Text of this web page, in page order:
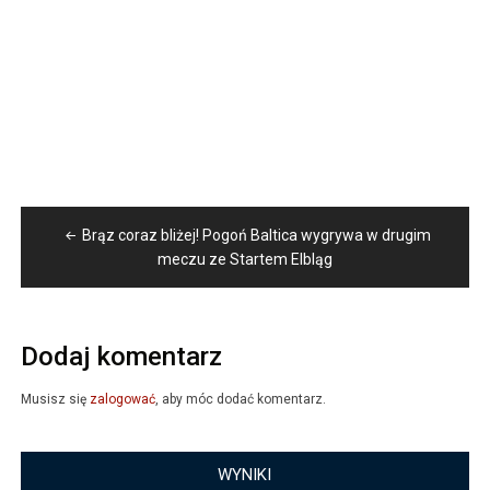
Nawigacja
Brąz coraz bliżej! Pogoń Baltica wygrywa w drugim
meczu ze Startem Elbląg
Dodaj komentarz
Musisz się zalogować, aby móc dodać komentarz.
WYNIKI